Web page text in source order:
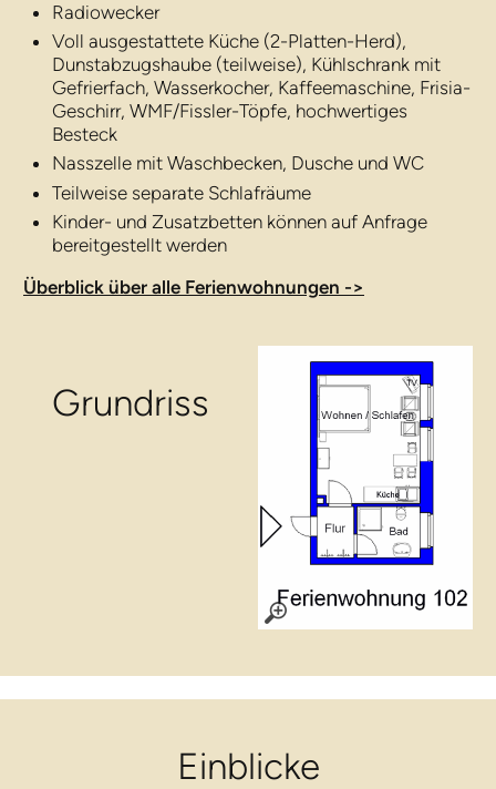
Radiowecker
Voll ausgestattete Küche (2-Platten-Herd),
Dunstabzugshaube (teilweise), Kühlschrank mit
Gefrierfach, Wasserkocher, Kaffeemaschine, Frisia-
Geschirr, WMF/Fissler-Töpfe, hochwertiges
Besteck
Nasszelle mit Waschbecken, Dusche und WC
Teilweise separate Schlafräume
Kinder- und Zusatzbetten können auf Anfrage
bereitgestellt werden
Überblick über alle Ferienwohnungen ->
Grundriss
Einblicke